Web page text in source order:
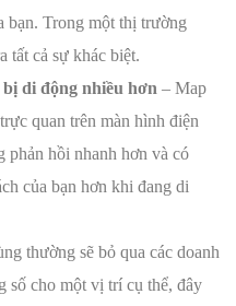
bạn. Trong một thị trường
tất cả sự khác biệt.
di động nhiều hơn – Map
quan trên màn hình điện
hồi nhanh hơn và có
của bạn hơn khi đang di
thường sẽ bỏ qua các doanh
số cho một vị trí cụ thể, đây